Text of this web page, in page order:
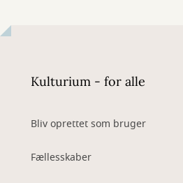
Kulturium - for alle
Bliv oprettet som bruger
Fællesskaber